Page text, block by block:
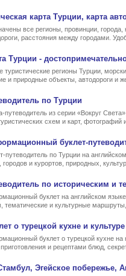
карта Турции, карта
все регионы, провинции,
расстояния между городами.
Турции -
туристические регионы Турции,
и природные объекты, автодороги и
по Турции
путеводитель из серии «Вокруг
схем и карт,
буклет-
путеводитель по Турции на
городов и курортов, природных,
по историческим и
буклет на английском
тематические и культурные
о турецкой кухнеи
буклет о турецкой кухне
и рецептами блюд,
Эгейское побережье,